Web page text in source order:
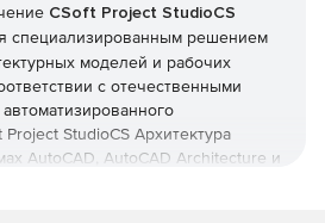
CSoft Project StudioCS
специализированным решением
моделей и рабочих
с отечественными
StudioCS Архитектура
AutoCAD, AutoCAD Architecture и